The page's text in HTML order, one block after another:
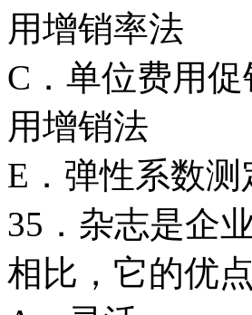
用增销率法
C．单位
用增销法
E．弹性系数测
35．杂志是企
相比，它的